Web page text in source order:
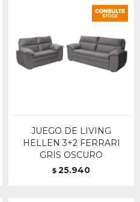
JUEGO DE LIVING
HELLEN 3+2 FERRARI
GRIS OSCURO
$ 25.940